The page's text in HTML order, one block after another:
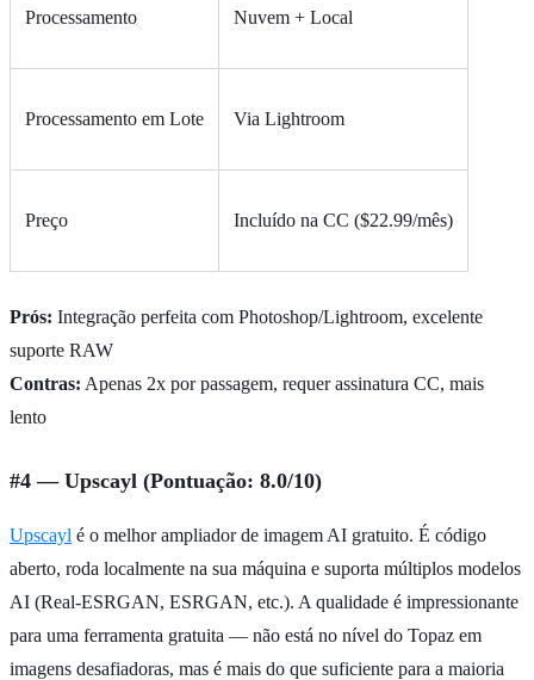
Processamento Nuvem + Local
Processamento em Lote Via Lightroom
Preço Incluído na CC ($22.99/mês)
Prós: Integração perfeita com Photoshop/Lightroom, excelente
suporte RAW
Contras: Apenas 2x por passagem, requer assinatura CC, mais
lento
#4 — Upscayl (Pontuação: 8.0/10)
Upscayl é o melhor ampliador de imagem AI gratuito. É código
aberto, roda localmente na sua máquina e suporta múltiplos modelos
AI (Real-ESRGAN, ESRGAN, etc.). A qualidade é impressionante
para uma ferramenta gratuita — não está no nível do Topaz em
imagens desafiadoras, mas é mais do que suficiente para a maioria